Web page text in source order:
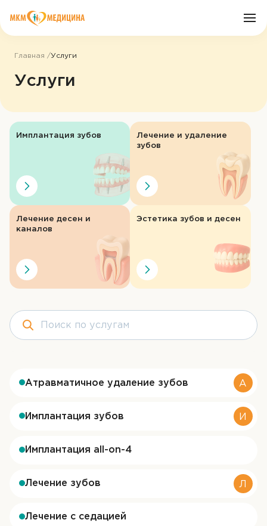
О клинике
Цены
Пациенту
Контакты
ЗАПИСЬ НА ПРИЁМ
Главная Услуги
Услуги
Имплантация зубов
Лечение и удаление
зубов
Лечение десен и
каналов
Эстетика зубов и десен
Атравматичное удаление зубов А
Имплантация зубов И
Имплантация all-on-4
Лечение зубов Л
Лечение с седацией